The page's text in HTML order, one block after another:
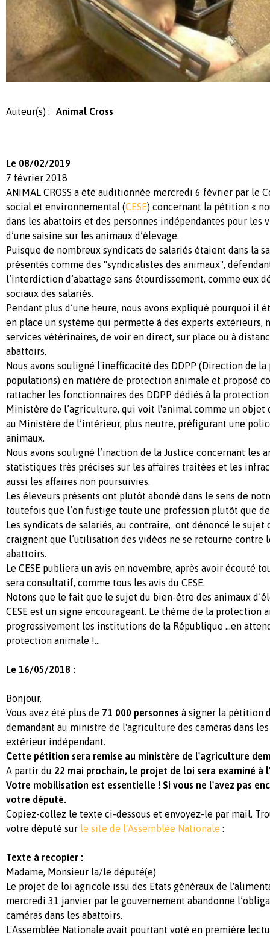
Auteur(s) : Animal Cross
Le 08/02/2019
7 février 2018
ANIMAL CROSS a été auditionnée mercredi 6 février par le
social et environnemental (CESE) concernant la pétition «
dans les abattoirs et des personnes indépendantes pour les
d’une saisine sur les animaux d’élevage.
Puisque de nombreux syndicats de salariés étaient dans la
présentés comme des "syndicalistes des animaux",
l’interdiction d’abattage sans étourdissement, comme eux
sociaux des salariés.
Pendant plus d’une heure, nous avons expliqué pourquoi il
en place un système qui permette à des experts extérieurs,
services vétérinaires, de voir en direct, sur place ou à
abattoirs.
Nous avons souligné l'inefficacité des DDPP (Direction de
populations) en matière de protection animale et proposé
rattacher les fonctionnaires des DDPP dédiés à la
Ministère de l’agriculture, qui voit l'animal comme un objet
au Ministère de l’intérieur, plus neutre, préfigurant une
animaux.
Nous avons souligné l’inaction de la Justice concernant les
statistiques très précises sur les affaires traitées et les
aussi les affaires non poursuivies.
Les éleveurs présents ont plutôt abondé dans le sens de
toutefois que l’on fustige toute une profession plutôt que
Les syndicats de salariés, au contraire, ont dénoncé le
craignent que l’utilisation des vidéos ne se retourne contre
abattoirs.
Le CESE publiera un avis en novembre, après avoir écouté
sera consultatif, comme tous les avis du CESE.
Notons que le fait que le sujet du bien-être des animaux
CESE est un signe encourageant. Le thème de la protection
progressivement les institutions de la République …en
protection animale !...
Le 16/05/2018 :
Bonjour,
Vous avez été plus de 71 000 personnes à signer la pétition
demandant au ministre de l'agriculture des caméras dans
extérieur indépendant.
Cette pétition sera remise au ministère de l'agriculture
A partir du 22 mai prochain, le projet de loi sera examiné à
Votre mobilisation est essentielle ! Si vous ne l'avez pas
votre député.
Copiez-collez le texte ci-dessous et envoyez-le par mail.
votre député sur le site de l'Assemblée Nationale :
Texte à recopier :
Madame, Monsieur la/le député(e)
Le projet de loi agricole issu des Etats généraux de
mercredi 31 janvier par le gouvernement abandonne
caméras dans les abattoirs.
L'Assemblée Nationale avait pourtant voté en première